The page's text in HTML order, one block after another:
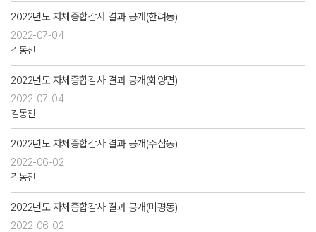
2022년도 자체종합감사 결과 공개(한려동)
2022-07-04
김동진
2022년도 자체종합감사 결과 공개(화양면)
2022-07-04
김동진
2022년도 자체종합감사 결과 공개(주삼동)
2022-06-02
김동진
2022년도 자체종합감사 결과 공개(미평동)
2022-06-02